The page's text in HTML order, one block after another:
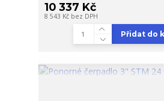
10 337 Kč
8 543 Kč bez DPH
Přidat do